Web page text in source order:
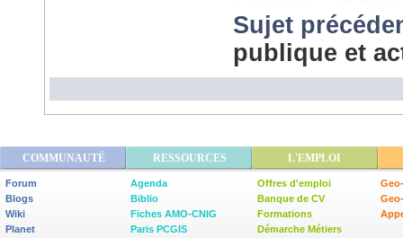
Sujet
publique et
COMMUNAUTÉ RESSOURCES L'EMPLOI
Forum
Blogs
Wiki
Planet
Agenda
Biblio
Fiches AMO-CNIG
Paris PCGIS
Offres d'emploi
Banque de CV
Formations
Démarche Métiers